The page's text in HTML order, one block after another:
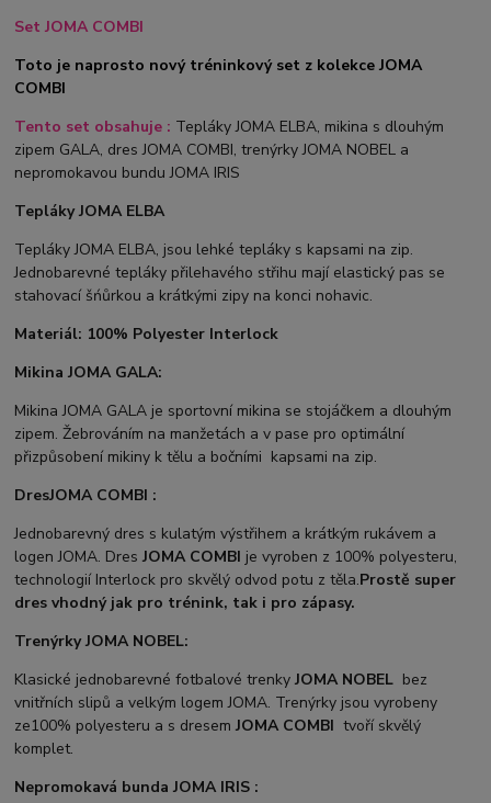
Set JOMA COMBI
Toto je naprosto nový tréninkový set z kolekce JOMA
COMBI
Tento set obsahuje : Tepláky JOMA ELBA, mikina s dlouhým
zipem GALA, dres JOMA COMBI, trenýrky JOMA NOBEL a
nepromokavou bundu JOMA IRIS
Tepláky JOMA ELBA
Tepláky JOMA ELBA, jsou lehké tepláky s kapsami na zip.
Jednobarevné tepláky přilehavého střihu mají elastický pas se
stahovací šńůrkou a krátkými zipy na konci nohavic.
Materiál: 100% Polyester Interlock
Mikina JOMA GALA:
Mikina JOMA GALA je sportovní mikina se stojáčkem a dlouhým
zipem. Žebrováním na manžetách a v pase pro optimální
přizpůsobení mikiny k tělu a bočními kapsami na zip.
DresJOMA COMBI :
Jednobarevný dres s kulatým výstřihem a krátkým rukávem a
logen JOMA. DresJOMA COMBI je vyroben z 100% polyesteru,
technologií Interlock pro skvělý odvod potu z těla.Prostě super
dres vhodný jak pro trénink, tak i pro zápasy.
Trenýrky JOMA NOBEL:
Klasické jednobarevné fotbalové trenky JOMA NOBEL bez
vnitřních slipů a velkým logem JOMA. Trenýrky jsou vyrobeny
ze100% polyesteru a s dresemJOMA COMBI tvoří skvělý
komplet.
Nepromokavá bunda JOMA IRIS :